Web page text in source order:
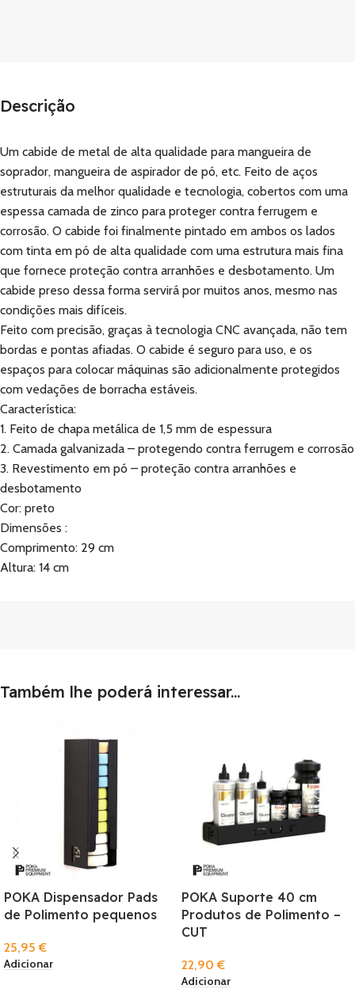
Descrição
Um cabide de metal de alta qualidade para mangueira de
soprador, mangueira de aspirador de pó, etc. Feito de aços
estruturais da melhor qualidade e tecnologia, cobertos com uma
espessa camada de zinco para proteger contra ferrugem e
corrosão. O cabide foi finalmente pintado em ambos os lados
com tinta em pó de alta qualidade com uma estrutura mais fina
que fornece proteção contra arranhões e desbotamento. Um
cabide preso dessa forma servirá por muitos anos, mesmo nas
condições mais difíceis.
Feito com precisão, graças à tecnologia CNC avançada, não tem
bordas e pontas afiadas. O cabide é seguro para uso, e os
espaços para colocar máquinas são adicionalmente protegidos
com vedações de borracha estáveis.
Característica:
1. Feito de chapa metálica de 1,5 mm de espessura
2. Camada galvanizada – protegendo contra ferrugem e corrosão
3. Revestimento em pó – proteção contra arranhões e
desbotamento
Cor: preto
Dimensões :
Comprimento: 29 cm
Altura: 14 cm
Também lhe poderá interessar...
POKA Dispensador Pads
de Polimento pequenos
25,95€
Adicionar
POKA Suporte 40 cm
Produtos de Polimento –
CUT
22,90€
Adicionar